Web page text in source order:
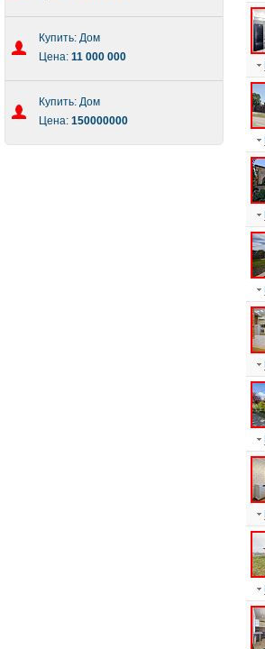
Купить: Дом
Цена: 11 000 000
Купить: Дом
Цена: 150000000